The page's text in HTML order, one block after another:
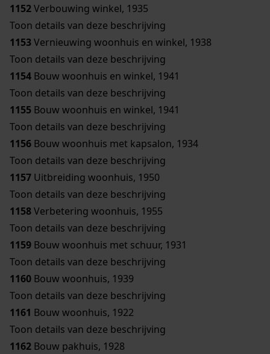
1152Verbouwing winkel, 1935
Toon details van deze beschrijving
1153Vernieuwing woonhuis en winkel, 1938
Toon details van deze beschrijving
1154 Bouw woonhuis en winkel, 1941
Toon details van deze beschrijving
1155 Bouw woonhuis en winkel, 1941
Toon details van deze beschrijving
1156 Bouw woonhuis met kapsalon, 1934
Toon details van deze beschrijving
1157 Uitbreiding woonhuis, 1950
Toon details van deze beschrijving
1158Verbetering woonhuis, 1955
Toon details van deze beschrijving
1159 Bouw woonhuis met schuur, 1931
Toon details van deze beschrijving
1160 Bouw woonhuis, 1939
Toon details van deze beschrijving
1161 Bouw woonhuis, 1922
Toon details van deze beschrijving
1162 Bouw pakhuis, 1928